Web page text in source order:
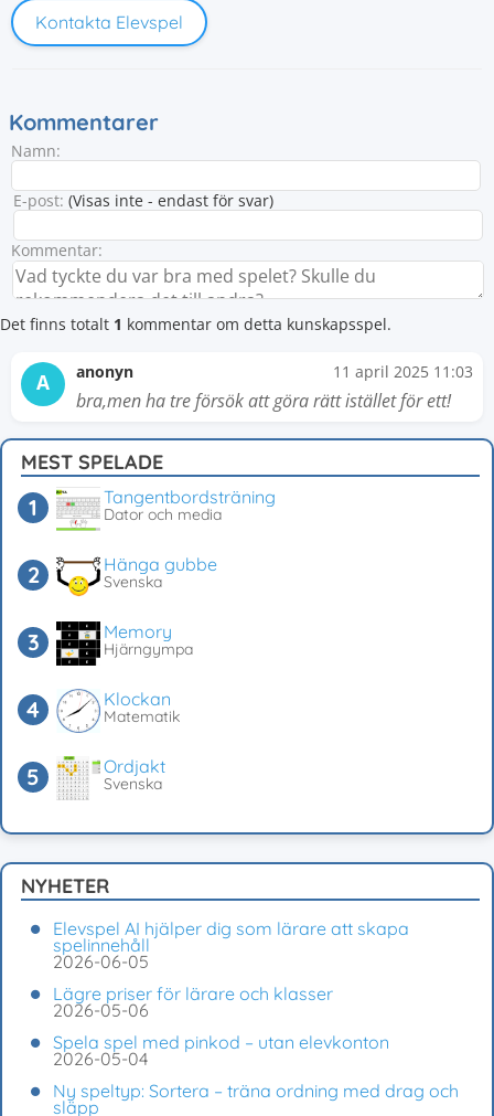
Kontakta Elevspel
Kommentarer
Namn:
E-post: (Visas inte - endast för svar)
Kommentar:
Det finns totalt 1 kommentar om detta kunskapsspel.
A anonyn 11 april 2025 11:03
bra,men ha tre försök att göra rätt istället för ett!
MEST SPELADE
Tangentbordsträning
Dator och media
Hänga gubbe
Svenska
Memory
Hjärngympa
Klockan
Matematik
Ordjakt
Svenska
NYHETER
Elevspel AI hjälper dig som lärare att skapa
spelinnehåll
2026-06-05
Lägre priser för lärare och klasser
2026-05-06
Spela spel med pinkod – utan elevkonton
2026-05-04
Ny speltyp: Sortera – träna ordning med drag och
släpp